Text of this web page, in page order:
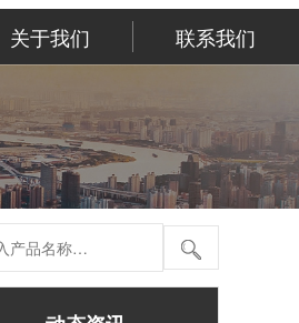
关于我们 联系我们